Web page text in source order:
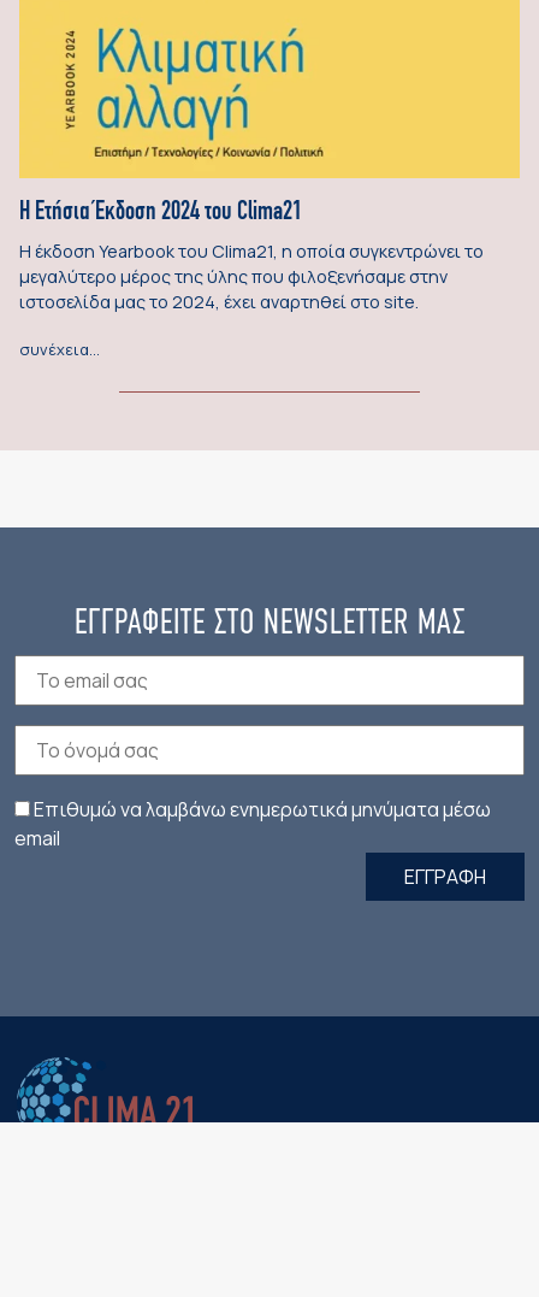
Η Ετήσια Έκδοση 2024 του Clima21
Η έκδοση Yearbook του Clima21, η οποία συγκεντρώνει το
μεγαλύτερο μέρος της ύλης που φιλοξενήσαμε στην
ιστοσελίδα μας το 2024, έχει αναρτηθεί στο site.
συνέχεια…
ΕΓΓΡΑΦΕΙΤΕ ΣΤΟ NEWSLETTER ΜΑΣ
Επιθυμώ να λαμβάνω ενημερωτικά μηνύματα μέσω
email
ΕΓΓΡΑΦΗ